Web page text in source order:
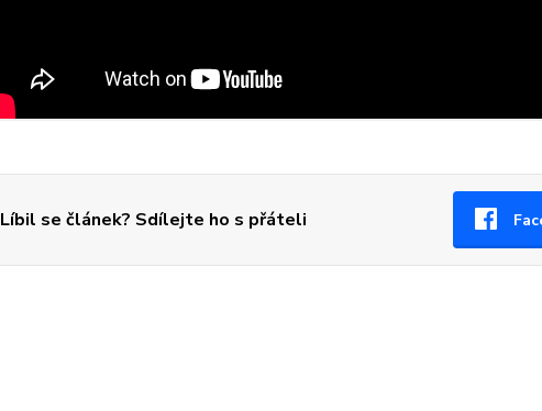
Líbil se článek? Sdílejte ho s přáteli